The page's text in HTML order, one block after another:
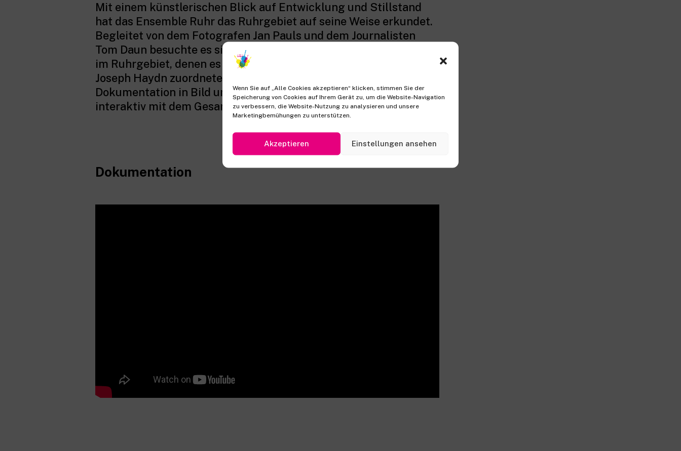
Wenn Sie auf „Alle Cookies akzeptieren“ klicken, stimmen Sie der
Speicherung von Cookies auf Ihrem Gerät zu, um die Website-Navigation
zu verbessern, die Website-Nutzung zu analysieren und unsere
Marketingbemühungen zu unterstützen.
Akzeptieren Einstellungen ansehen
Mit einem künstlerischen Blick auf Entwicklung und Stillstand
hat das Ensemble Ruhr das Ruhrgebiet auf seine Weise erkundet.
Begleitet von dem Fotografen Jan Pauls und dem Journalisten
Tom Daun besuchte es sieben vom Strukturwandel geprägte Orte
im Ruhrgebiet, denen es ausgewählte Sätze der Komposition von
Joseph Haydn zuordnete. Die während der Reise entstandene
Dokumentation in Bild und Ton wurde im Abschlusskonzert
interaktiv mit dem Gesamtwerk Joseph Haydns verknüpft.
Dokumentation